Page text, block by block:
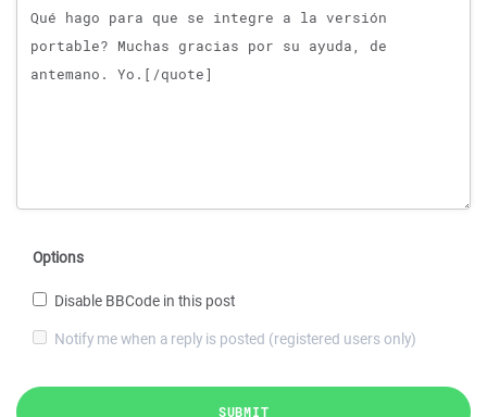
Options
Disable BBCode in this post
Notify me when a reply is posted (registered users only)
SUBMIT